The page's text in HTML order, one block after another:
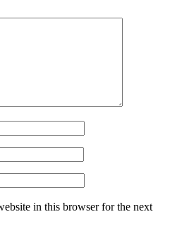
in this browser for the next